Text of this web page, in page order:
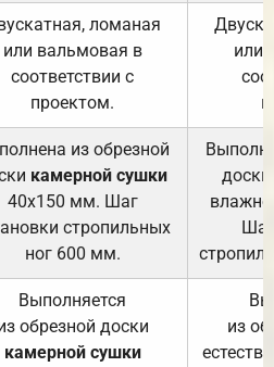
ломаная
или вальмовая в
соответствии с
проектом.
или
из обрезной
камерной сушки
40х150 мм. Шаг
стропильных
ног 600 мм.
доски
Выполняется
обрезной доски
камерной сушки
из